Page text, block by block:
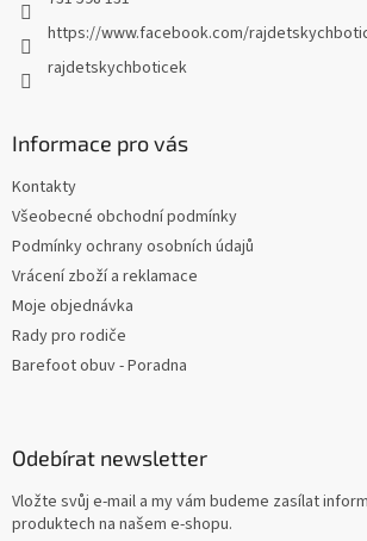
https://www.facebook.com/
rajdetskychboticek
Informace pro vás
Kontakty
Všeobecné obchodní podmínky
Podmínky ochrany osobních údajů
Vrácení zboží a reklamace
Moje objednávka
Rady pro rodiče
Barefoot obuv - Poradna
Odebírat newsletter
Vložte svůj e-mail a my vám budeme zasílat
produktech na našem e-shopu.